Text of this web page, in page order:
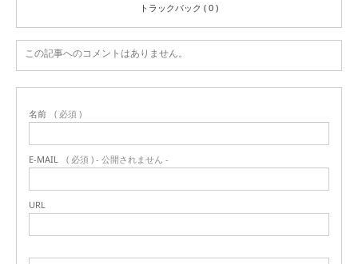
トラックバック ( 0 )
この記事へのコメントはありません。
名前 ( 必須 )
E-MAIL ( 必須 ) - 公開されません -
URL